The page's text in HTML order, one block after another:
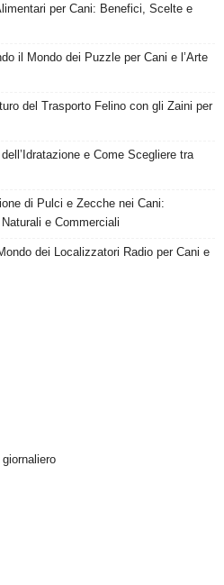
per Cani: Benefici, Scelte e
il Mondo dei Puzzle per Cani e l’Arte
del Trasporto Felino con gli Zaini per
e Come Scegliere tra
di Pulci e Zecche nei Cani:
e Commerciali
dei Localizzatori Radio per Cani e